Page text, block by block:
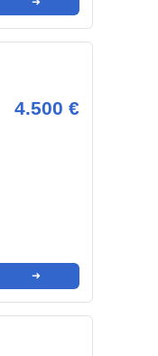
4.500 €
➜